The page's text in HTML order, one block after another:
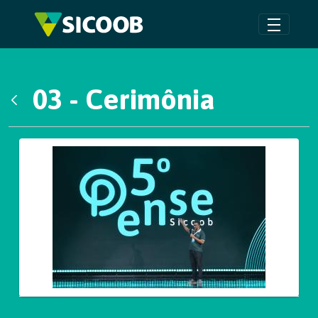
Pular para o Conteúdo principal
03 - Cerimônia
Galeria de Mídias